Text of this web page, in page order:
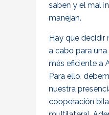
saben y el mal
manejan.
Hay que decidir
a cabo para
más eficiente a
Para ello,
nuestra
cooperación